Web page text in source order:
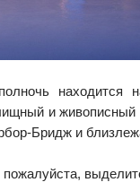
находится
и
Бридж и